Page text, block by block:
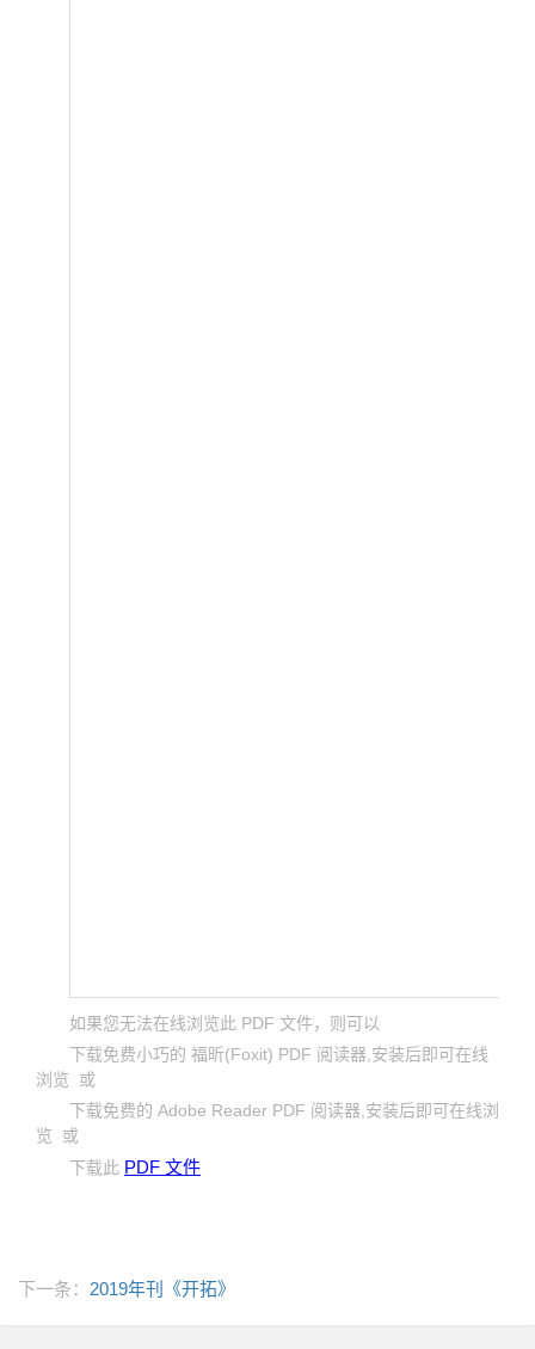
如果您无法在线浏览此 PDF 文件，则可以
下载免费小巧的 福昕(Foxit) PDF 阅读器,安装后即可在线
浏览 或
下载免费的 Adobe Reader PDF 阅读器,安装后即可在线浏
览 或
下载此 PDF 文件
下一条： 2019年刊《开拓》